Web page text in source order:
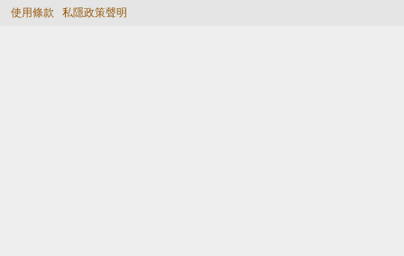
使用條款
私隱政策聲明